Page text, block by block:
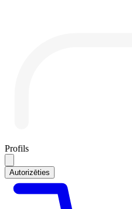
Profils
Autorizēties